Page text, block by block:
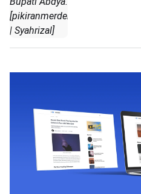
[pikiranmerdeka.com
| Syahrizal]